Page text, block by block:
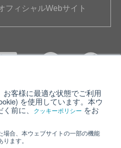
客様に最適な状態でご利用
を使用しています。本ウ
前に、
クッキーポリシー をお
場合、本ウェブサイトの一部の機能
ます。
フィシャルWebサイト
ウェブサイト利用規約